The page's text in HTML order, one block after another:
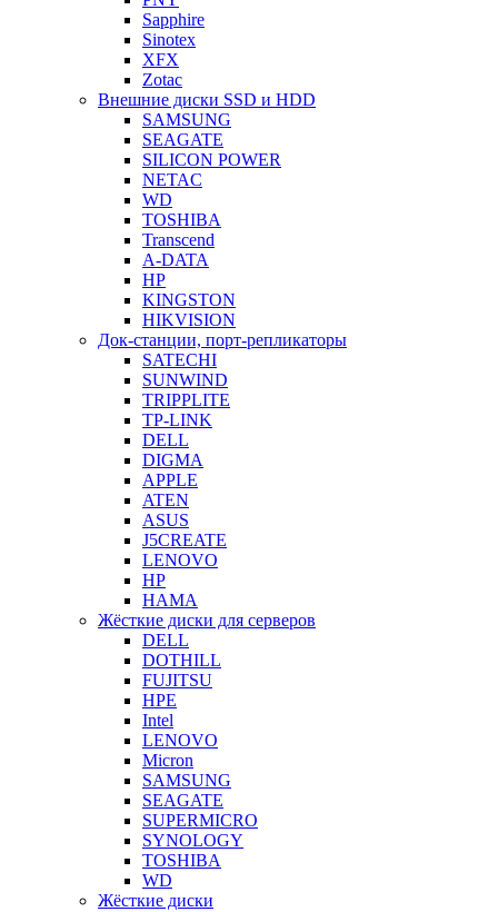
Sapphire
Sinotex
XFX
Zotac
Внешние диски SSD и HDD
SAMSUNG
SEAGATE
SILICON POWER
NETAC
WD
TOSHIBA
Transcend
A-DATA
HP
KINGSTON
HIKVISION
Док-станции, порт-репликаторы
SATECHI
SUNWIND
TRIPPLITE
TP-LINK
DELL
DIGMA
APPLE
ATEN
ASUS
J5CREATE
LENOVO
HP
HAMA
Жёсткие диски для серверов
DELL
DOTHILL
FUJITSU
HPE
Intel
LENOVO
Micron
SAMSUNG
SEAGATE
SUPERMICRO
SYNOLOGY
TOSHIBA
WD
Жёсткие диски